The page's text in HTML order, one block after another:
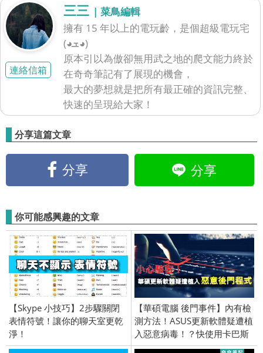
連絡信箱
三三 | 菜鳥編輯
擁有 15 年以上的電玩齡，是個超級電玩宅
(◕ܫ◕)
原本引以為傲卻無用武之地的爬文能力終於
在奇奇筆記有了展現的機會，
最大的夢想就是把所有最正確的資訊完整、
快速的呈現給大家！
分享這篇文章
分享 分享
你可能感興趣的文章
【Skype 小技巧】2步驟關閉
表情符號！讓你的聊天室更乾
淨！
【華碩電腦 後門事件】內有檢
測方法！ASUS更新軟體疑遭植
入惡意病毒！？快使用卡巴斯
基檢測電腦！資安、網路安全